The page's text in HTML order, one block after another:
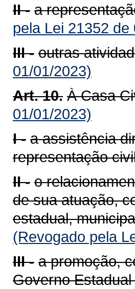
II - a
pela Lei 21352 de
III - outras
01/01/2023)
Art. 10. À Casa
01/01/2023)
I - a assistência
representação
II - o
de sua atuação,
estadual,
(Revogado pela
III - a promoção,
Governo